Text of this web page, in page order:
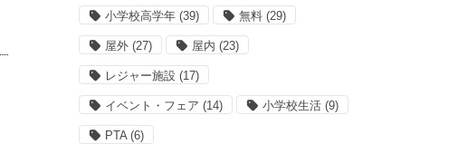
小学校高学年 (39) 無料 (29)
屋外 (27) 屋内 (23)
レジャー施設 (17)
イベント・フェア (14) 小学校生活 (9)
PTA(6)